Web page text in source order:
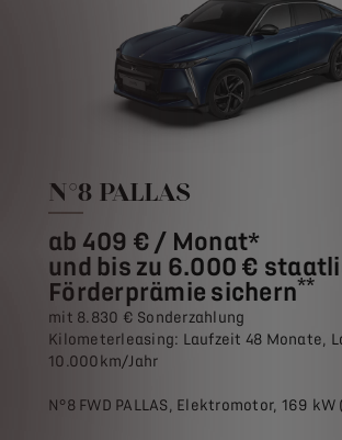
N°8 PALLAS
ab 409 € / Monat*
und bis zu 6.000 €
Förderprämie sichern**
mit 8.830 € Sonderzahlung
Kilometerleasing: Laufzeit 48 Monate,
10.000km/Jahr
N°8 FWD PALLAS, Elektromotor, 169 kW